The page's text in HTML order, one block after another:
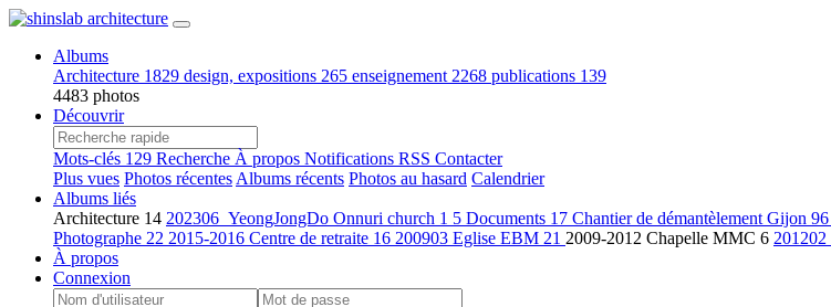
Albums
Architecture 1829 design, expositions 265 enseignement 2268 publications 139
4483 photos
Découvrir
Mots-clés 129 Recherche À propos Notifications RSS Contacter
Plus vues Photos récentes Albums récents Photos au hasard Calendrier
Albums liés
Architecture 14 202306_YeongJongDo Onnuri church 1 5 Documents 17 Chantier de démantèlement Gijon 96
Photographe 22 2015-2016 Centre de retraite 16 200903 Eglise EBM 21 2009-2012 Chapelle MMC 6 201202
À propos
Connexion